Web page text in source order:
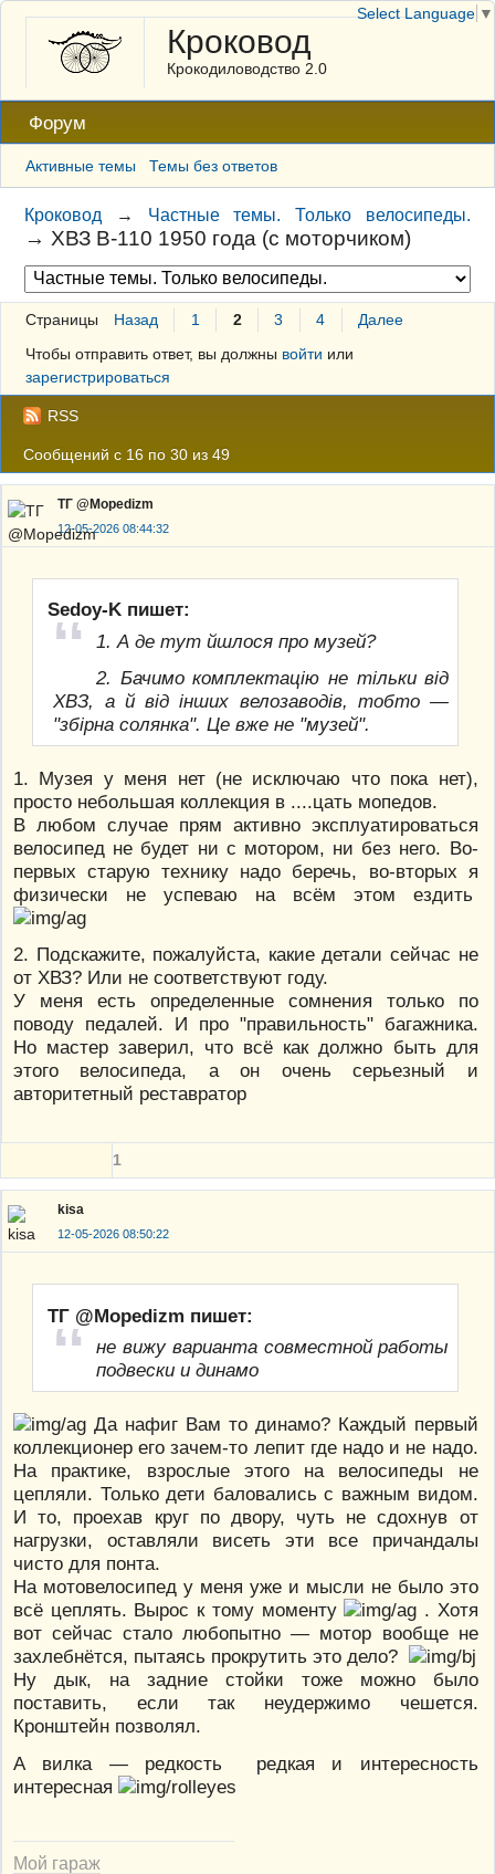
Кроковод
Крокодиловодство 2.0
Форум
Активные темы Темы без ответов
Кроковод → Частные темы. Только велосипеды.
→ ХВЗ В-110 1950 года (с моторчиком)
Страницы Назад 1 2 3 4
Далее
Чтобы отправить ответ, вы должны войти или
зарегистрироваться
RSS
Сообщений с 16 по 30 из 49
ТГ @Mopedizm
12-05-2026 08:44:32
Sedoy-K пишет:
1. А де тут йшлося про музей?
2. Бачимо комплектацію не тільки від
ХВЗ, а й від інших велозаводів, тобто —
"збірна солянка". Це вже не "музей".
1. Музея у меня нет (не исключаю что пока нет),
просто небольшая коллекция в ....цать мопедов.
В любом случае прям активно эксплуатироваться
велосипед не будет ни с мотором, ни без него. Во-
первых старую технику надо беречь, во-вторых я
физически не успеваю на всём этом ездить
2. Подскажите, пожалуйста, какие детали сейчас не
от ХВЗ? Или не соответствуют году.
У меня есть определенные сомнения только по
поводу педалей. И про "правильность" багажника.
Но мастер заверил, что всё как должно быть для
этого велосипеда, а он очень серьезный и
авторитетный реставратор
1
kisa
12-05-2026 08:50:22
ТГ @Mopedizm пишет:
не вижу варианта совместной работы
подвески и динамо
Да нафиг Вам то динамо? Каждый первый
коллекционер его зачем-то лепит где надо и не надо.
На практике, взрослые этого на велосипеды не
цепляли. Только дети баловались с важным видом.
И то, проехав круг по двору, чуть не сдохнув от
нагрузки, оставляли висеть эти все причандалы
чисто для понта.
На мотовелосипед у меня уже и мысли не было это
всё цеплять. Вырос к тому моменту
. Хотя
вот сейчас стало любопытно — мотор вообще не
захлебнётся, пытаясь прокрутить это дело?
Ну дык, на задние стойки тоже можно было
поставить, если так неудержимо чешется.
Кронштейн позволял.
А вилка — редкость редкая и интересность
интересная
Мой гараж
Select Language ▼